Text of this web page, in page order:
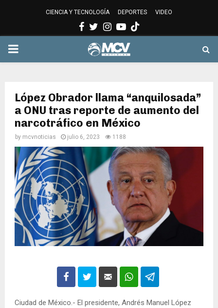
CIENCIA Y TECNOLOGÍA DEPORTES VIDEO
Facebook
Twitter
Instagram
Youtube
PRIMARY
López Obrador llama “anquilosada”
a ONU tras reporte de aumento del
narcotráfico en México
by mcvnoticias julio 6, 2023 1188
Ciudad de México.- El presidente, Andrés Manuel López